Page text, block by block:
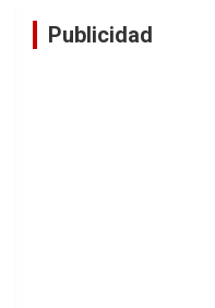
Publicidad